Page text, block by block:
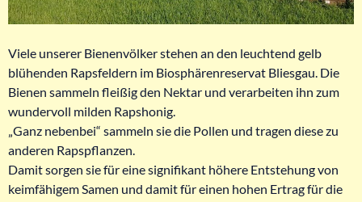
Viele unserer Bienenvölker stehen an den leuchtend gelb
blühenden Rapsfeldern im Biosphärenreservat Bliesgau. Die
Bienen sammeln fleißig den Nektar und verarbeiten ihn zum
wundervoll milden Rapshonig.
„Ganz nebenbei“ sammeln sie die Pollen und tragen diese zu
anderen Rapspflanzen.
Damit sorgen sie für eine signifikant höhere Entstehung von
keimfähigem Samen und damit für einen hohen Ertrag für die